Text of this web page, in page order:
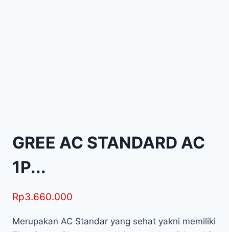
GREE AC STANDARD AC
1P...
Rp3.660.000
Merupakan AC Standar yang sehat yakni memiliki